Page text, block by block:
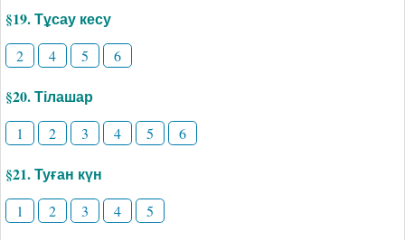
§19. Тұсау кесу
2 4 5 6
§20. Тілашар
1 2 3 4 5 6
§21. Туған күн
1 2 3 4 5